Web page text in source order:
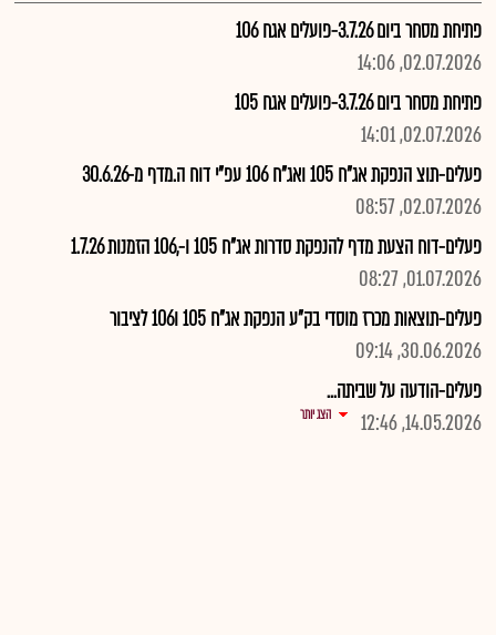
פתיחת מסחר ביום 3.7.26-פועלים אגח 106
02.07.2026, 14:06
פתיחת מסחר ביום 3.7.26-פועלים אגח 105
02.07.2026, 14:01
פעלים-תוצ הנפקת אג"ח 105 ואג"ח 106 עפ"י דוח ה.מדף מ-30.6.26
02.07.2026, 08:57
פעלים-דוח הצעת מדף להנפקת סדרות אג"ח 105 ו-,106 הזמנות 1.7.26
01.07.2026, 08:27
פעלים-תוצאות מכרז מוסדי בק"ע הנפקת אג"ח 105 ו106 לציבור
30.06.2026, 09:14
פעלים-הודעה על שביתה...
14.05.2026, 12:46
הצג יותר